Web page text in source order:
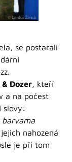
se postarali
Dozer, kteří
a na počest
slovy:
barvama
nahozená
je při tom